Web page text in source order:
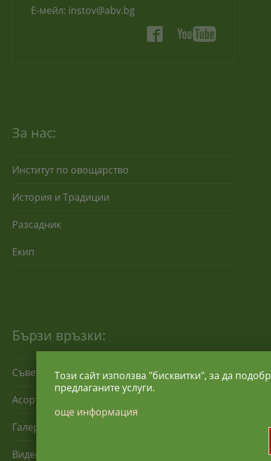
Е-мейл: instov@abv.bg
За нас:
Институт по овощарство
История и Традиции
Разсадник
Екип
Бързи връзки:
Съвети за отглеждане
Асортимент
Галерия
Видео
Този сайт използва "бисквитки", за да
предлаганите услуги.
още информация